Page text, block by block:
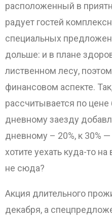
расположенный в
радует гостей
специальных
дольше: и в плане
лиственном лесу,
финансовом аспекте.
рассчитывается по цене
дневному заезду
дневному – 20%, к 30%
хотите уехать куда-то
не сюда?
Акция длительного
декабря, а